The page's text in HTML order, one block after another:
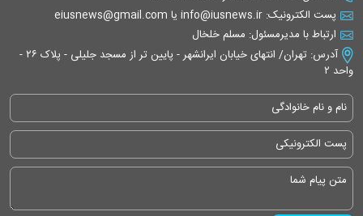
پست الکترونیک: info@iusnews.ir یا eiusnews@gmail.com
ارتباط با مدیرمسئول: مسلم خلخال
آدرس: تهران/ انتهای خیابان ایرانشهر - پایین تر از مسجد جلیلی - پلاک ۲۶ -
واحد ۲